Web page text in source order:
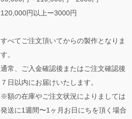
120,000円以上ー3000円
すべてご注文頂いてからの製作となりま
す。
通常、ご入金確認後またはご注文確認後
７日以内にお届けいたします。
※額の在庫やご注文状況によりましては
発送に1週間〜1ヶ月お日にちを頂く場合